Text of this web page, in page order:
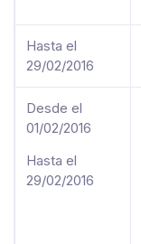
Hasta el
29/02/2016
Desde el
01/02/2016
Hasta el
29/02/2016